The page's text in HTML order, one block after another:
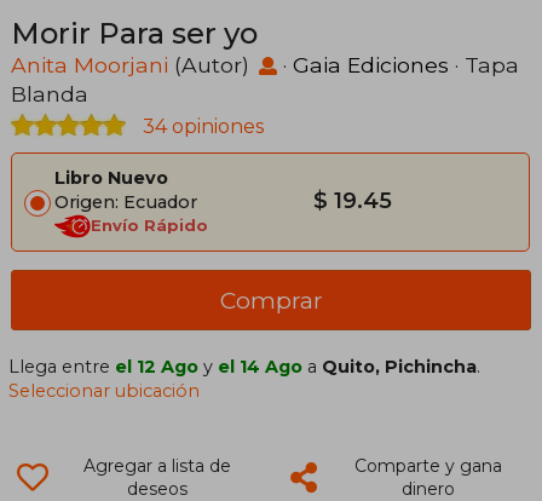
Morir Para ser yo
Anita Moorjani (Autor) · Gaia Ediciones · Tapa
Blanda
34 opiniones
Libro Nuevo
Origen: Ecuador
Envío Rápido
$ 19.45
Comprar
Llega entre el 12 Ago y el 14 Ago a Quito, Pichincha.
Seleccionar ubicación
Agregar a lista de
deseos
Comparte y gana
dinero